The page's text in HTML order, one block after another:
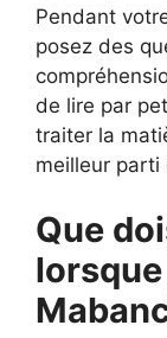
Pendant
posez des
de lire par
traiter la
meilleur parti
Que
lorsque